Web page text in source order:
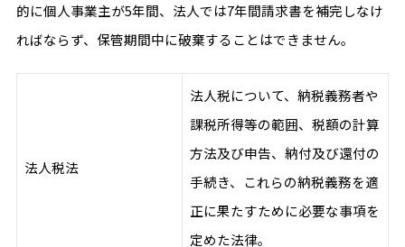
的に個人事業主が5年間、法人では7年間請求書を補完しなけ
ればならず、保管期間中に破棄することはできません。
法人税法
法人税について、納税義務者や
課税所得等の範囲、税額の計算
方法及び申告、納付及び還付の
手続き、これらの納税義務を適
正に果たすために必要な事項を
定めた法律。